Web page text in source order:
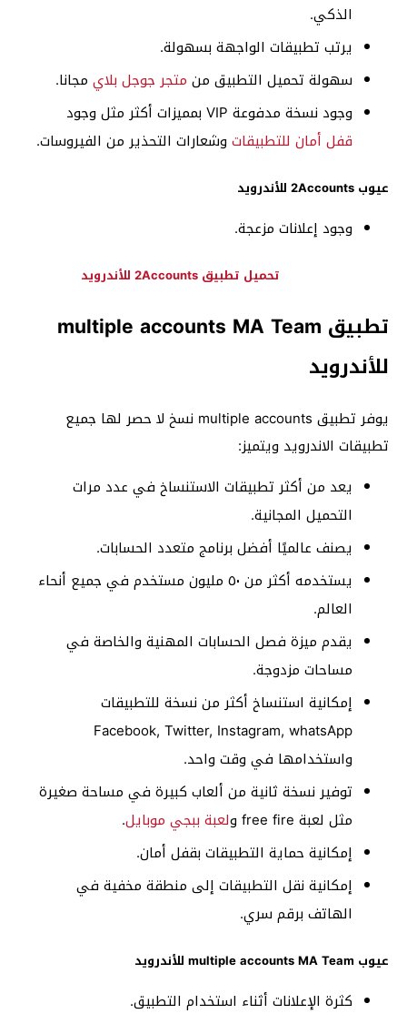
الذكي.
يرتب تطبيقات الواجهة بسهولة.
سهولة تحميل التطبيق من متجر جوجل بلاي مجانا.
وجود نسخة مدفوعة VIP بمميزات أكثر مثل وجود
قفل أمان للتطبيقات وشعارات التحذير من الفيروسات.
عيوب 2Accounts للأندرويد
وجود إعلانات مزعجة.
تحميل تطبيق 2Accounts للأندرويد
تطبيق multiple accounts MA Team
للأندرويد
يوفر تطبيق multiple accounts نسخ لا حصر لها جميع
تطبيقات الاندرويد ويتميز:
يعد من أكثر تطبيقات الاستنساخ في عدد مرات
التحميل المجانية.
يصنف عالميًا أفضل برنامج متعدد الحسابات.
يستخدمه أكثر من ٥٠ مليون مستخدم في جميع أنحاء
العالم.
يقدم ميزة فصل الحسابات المهنية والخاصة في
مساحات مزدوجة.
إمكانية استنساخ أكثر من نسخة للتطبيقات
Facebook, Twitter, Instagram, whatsApp
واستخدامها في وقت واحد.
توفير نسخة ثانية من ألعاب كبيرة في مساحة صغيرة
مثل لعبة free fire و
لعبة ببجي موبايل.
إمكانية حماية التطبيقات بقفل أمان.
إمكانية نقل التطبيقات إلى منطقة مخفية في
الهاتف برقم سري.
عيوب multiple accounts MA Team للأندرويد
كثرة الإعلانات أثناء استخدام التطبيق.